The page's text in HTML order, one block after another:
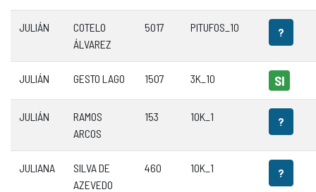
JULIÁN
COTELO
ÁLVAREZ
5017 PITUFOS_10 ?
JULIÁN GESTO LAGO 1507 3K_10 SI
JULIÁN
RAMOS
ARCOS
153 10K_1 ?
JULIANA
SILVA DE
AZEVEDO
460 10K_1 ?